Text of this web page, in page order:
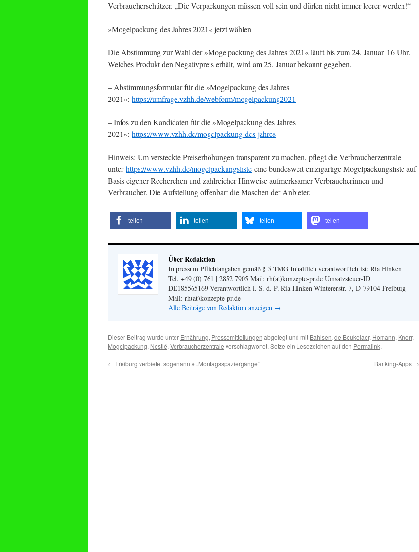
Verbraucherschützer. „Die Verpackungen müssen voll sein und dürfen nicht immer leerer werden!“
»Mogelpackung des Jahres 2021« jetzt wählen
Die Abstimmung zur Wahl der »Mogelpackung des Jahres 2021« läuft bis zum 24. Januar, 16 Uhr.
Welches Produkt den Negativpreis erhält, wird am 25. Januar bekannt gegeben.
– Abstimmungsformular für die »Mogelpackung des Jahres
2021«: https://umfrage.vzhh.de/webform/mogelpackung2021
– Infos zu den Kandidaten für die »Mogelpackung des Jahres
2021«: https://www.vzhh.de/mogelpackung-des-jahres
Hinweis: Um versteckte Preiserhöhungen transparent zu machen, pflegt die Verbraucherzentrale
unterhttps://www.vzhh.de/mogelpackungsliste eine bundesweit einzigartige Mogelpackungsliste auf
Basis eigener Recherchen und zahlreicher Hinweise aufmerksamer Verbraucherinnen und
Verbraucher. Die Aufstellung offenbart die Maschen der Anbieter.
teilen teilen teilen teilen
Über Redaktion
Impressum Pflichtangaben gemäß § 5 TMG Inhaltlich verantwortlich ist: Ria Hinken
Tel. +49 (0) 761 | 2852 7905 Mail: rh(at)konzepte-pr.de Umsatzsteuer-ID
DE185565169 Verantwortlich i. S. d. P. Ria Hinken Wintererstr. 7, D-79104 Freiburg
Mail: rh(at)konzepte-pr.de
Alle Beiträge von Redaktion anzeigen →
Dieser Beitrag wurde unter Ernährung, Pressemitteilungen abgelegt und mit Bahlsen, de Beukelaer, Homann, Knorr,
Mogelpackung, Nestlé, Verbraucherzentrale verschlagwortet. Setze ein Lesezeichen auf den Permalink.
← Freiburg verbietet sogenannte „Montagsspaziergänge“ Banking-Apps →